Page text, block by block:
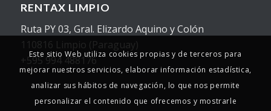
RENTAX LIMPIO
Ruta PY 03, Gral. Elizardo Aquino y Colón
110816 Limpio (Paraguay)
+595 994 488176
Este sitio Web utiliza cookies propias y de terceros para
mejorar nuestros servicios, elaborar información estadística,
analizar sus hábitos de navegación, lo que nos permite
personalizar el contenido que ofrecemos y mostrarle